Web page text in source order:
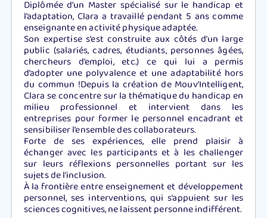
Diplômée d’un Master spécialisé sur le handicap et
l’adaptation, Clara a travaillé pendant 5 ans comme
enseignante en activité physique adaptée.
Son expertise s’est construite aux côtés d’un large
public (salariés, cadres, étudiants, personnes âgées,
chercheurs d’emploi, etc.) ce qui lui a permis
d’adopter une polyvalence et une adaptabilité hors
du commun !Depuis la création de Mouv’Intelligent,
Clara se concentre sur la thématique du handicap en
milieu professionnel et intervient dans les
entreprises pour former le personnel encadrant et
sensibiliser l’ensemble des collaborateurs.
Forte de ses expériences, elle prend plaisir à
échanger avec les participants et à les challenger
sur leurs réflexions personnelles portant sur les
sujets de l’inclusion.
À la frontière entre enseignement et développement
personnel, ses interventions, qui s’appuient sur les
sciences cognitives, ne laissent personne indifférent.